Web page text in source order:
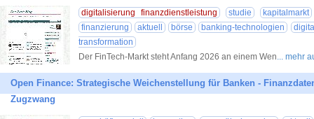
digitalisierung finanzdienstleistung studie
kapitalmarkt
finanzierung
aktuell börse banking-technologien
transformation
Der FinTech-Markt steht Anfang 2026 an einem Wen... mehr
Open Finance: Strategische Weichenstellung für Banken -
Zugzwang